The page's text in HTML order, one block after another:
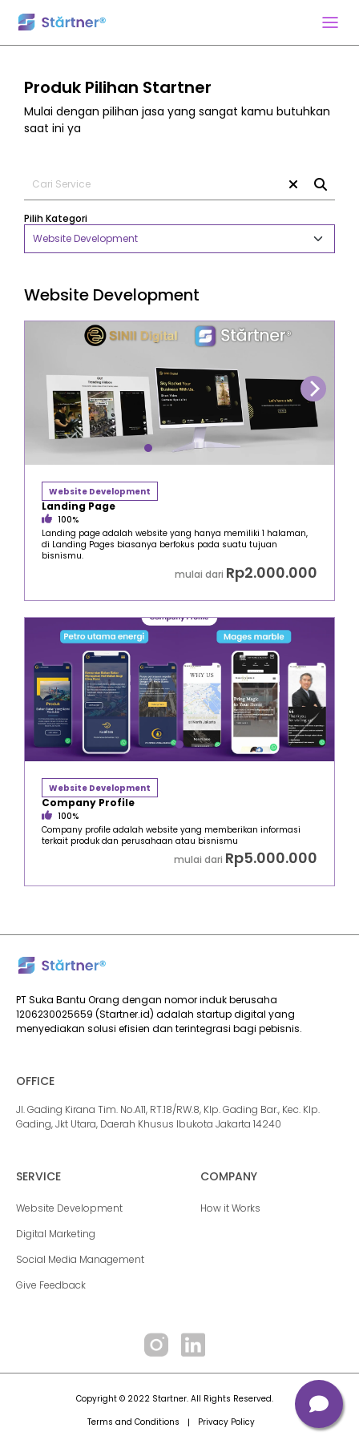
Produk Pilihan Startner
Mulai dengan pilihan jasa yang sangat kamu butuhkan
saat ini ya
Pilih Kategori
Website Development
Website Development
Landing Page
100%
Landing page adalah website yang hanya memiliki 1 halaman,
di Landing Pages biasanya berfokus pada suatu tujuan
bisnismu.
mulai dari Rp2.000.000
Website Development
Company Profile
100%
Company profile adalah website yang memberikan informasi
terkait produk dan perusahaan atau bisnismu
mulai dari Rp5.000.000
PT Suka Bantu Orang dengan nomor induk berusaha
1206230025659 (Startner.id) adalah startup digital yang
menyediakan solusi efisien dan terintegrasi bagi pebisnis.
OFFICE
Jl. Gading Kirana Tim. No.A11, RT.18/RW.8, Klp. Gading Bar., Kec. Klp.
Gading, Jkt Utara, Daerah Khusus Ibukota Jakarta 14240
SERVICE
Website Development
Digital Marketing
Social Media Management
Give Feedback
COMPANY
How it Works
Copyright © 2022 Startner. All Rights Reserved.
Terms and Conditions
| Privacy Policy